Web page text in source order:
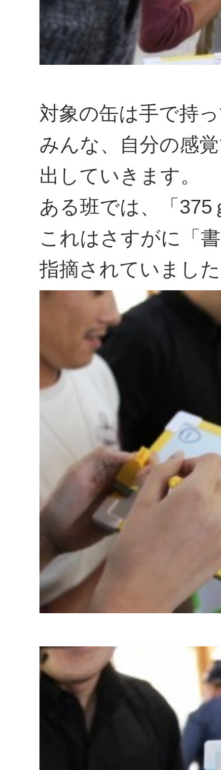
対象の缶は手で持
みんな、自分の感
出していきます。
ある班では、「375
これはさすがに「
指摘されていまし